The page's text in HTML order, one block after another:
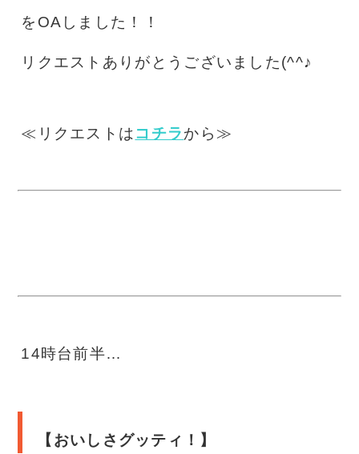
をOAしました！！
リクエストありがとうございました(^^♪
≪リクエストはコチラから≫
14時台前半…
【おいしさグッティ！】